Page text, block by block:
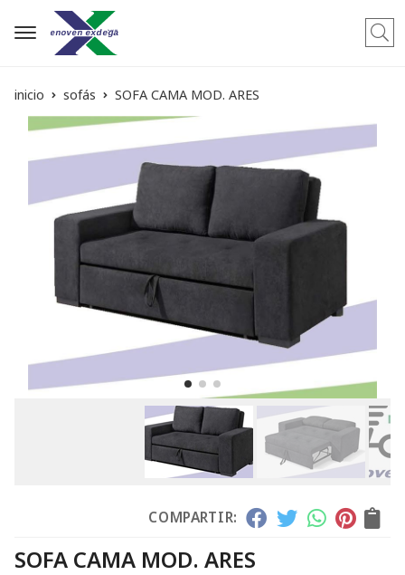
inicio sofás SOFA CAMA MOD. ARES
COMPARTIR:
SOFA CAMA MOD. ARES